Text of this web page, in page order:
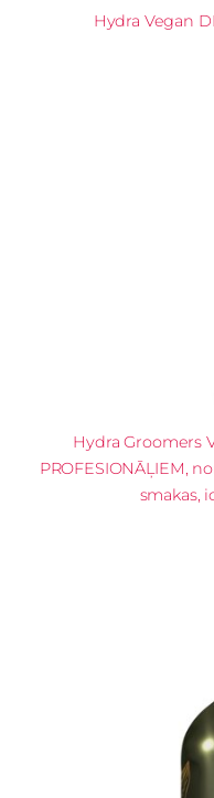
Hydra Vegan
Hydra Groomers
PROFESIONĀĻIEM,
smakas,